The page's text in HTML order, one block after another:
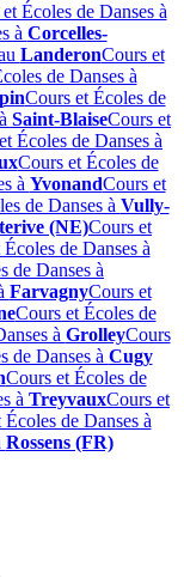
Écoles de Danses à
à Corcelles-
LanderonCours et
de Danses à
Cours et Écoles de
Saint-BlaiseCours et
Écoles de Danses à
Cours et Écoles de
à YvonandCours et
de Danses à Vully-
(NE)Cours et
de Danses à
de Danses à
FarvagnyCours et
Cours et Écoles de
à GrolleyCours
de Danses à Cugy
Cours et Écoles de
à TreyvauxCours et
de Danses à
Rossens (FR)